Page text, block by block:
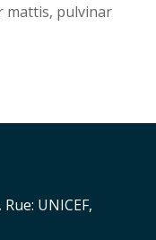
mattis, pulvinar
UNICEF,